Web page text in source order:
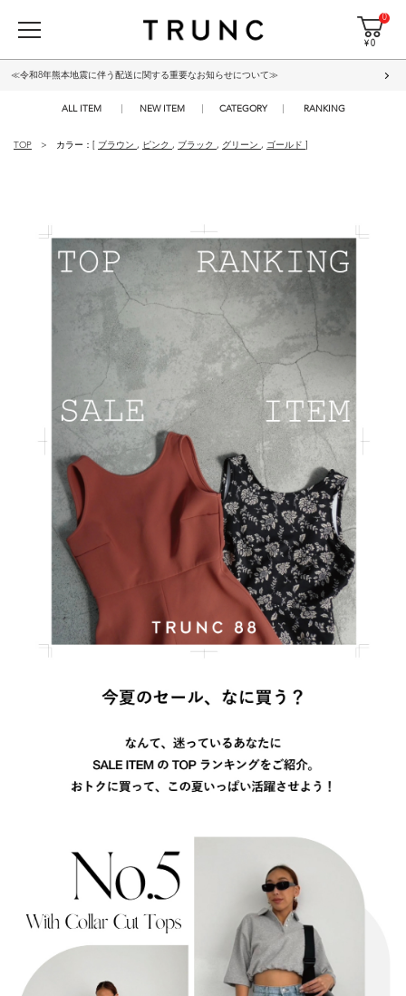
0
¥ 0
≪令和8年熊本地震に伴う配送に関する重要なお知らせについて≫
ALL ITEM NEW ITEM CATEGORY RANKING
TOP カラー：[ ブラウン , ピンク , ブラック , グリーン , ゴールド